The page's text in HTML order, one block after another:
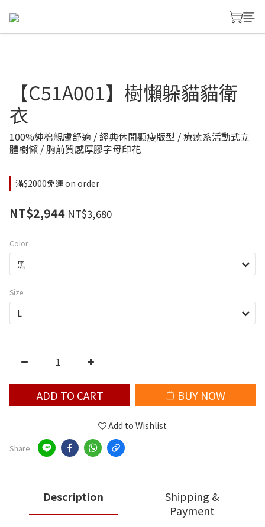
【C51A001】樹懶躲貓貓衛
衣
100%純棉親膚舒適 / 經典休閒顯瘦版型 / 療癒系活動式立
體樹懶 / 胸前質感厚膠字母印花
滿$2000免運 on order
NT$2,944NT$3,680
Color
Size
ADD TO CART BUY NOW
Add to Wishlist
Share
Description
Shipping &
Payment